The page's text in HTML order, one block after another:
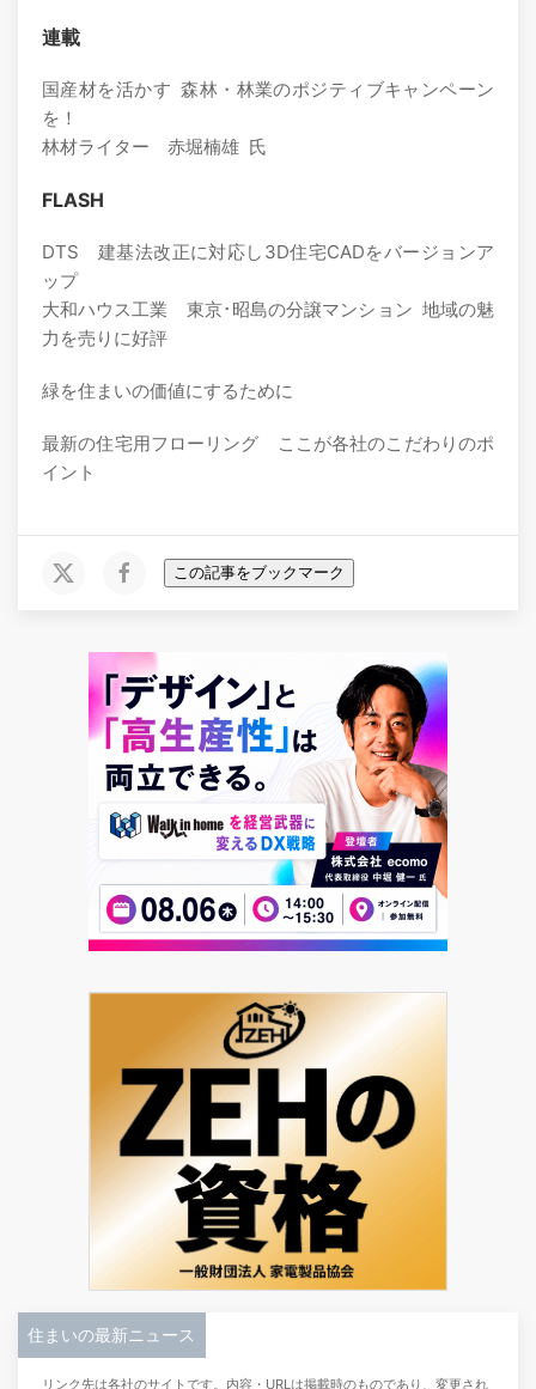
連載
国産材を活かす 森林・林業のポジティブキャンペーン
を！
林材ライター 赤堀楠雄 氏
FLASH
DTS 建基法改正に対応し3D住宅CADをバージョンア
ップ
大和ハウス工業 東京･昭島の分譲マンション 地域の魅
力を売りに好評
緑を住まいの価値にするために
最新の住宅用フローリング ここが各社のこだわりのポ
イント
この記事をブックマーク
住まいの最新ニュース
リンク先は各社のサイトです。内容・URLは掲載時のものであり、変更され